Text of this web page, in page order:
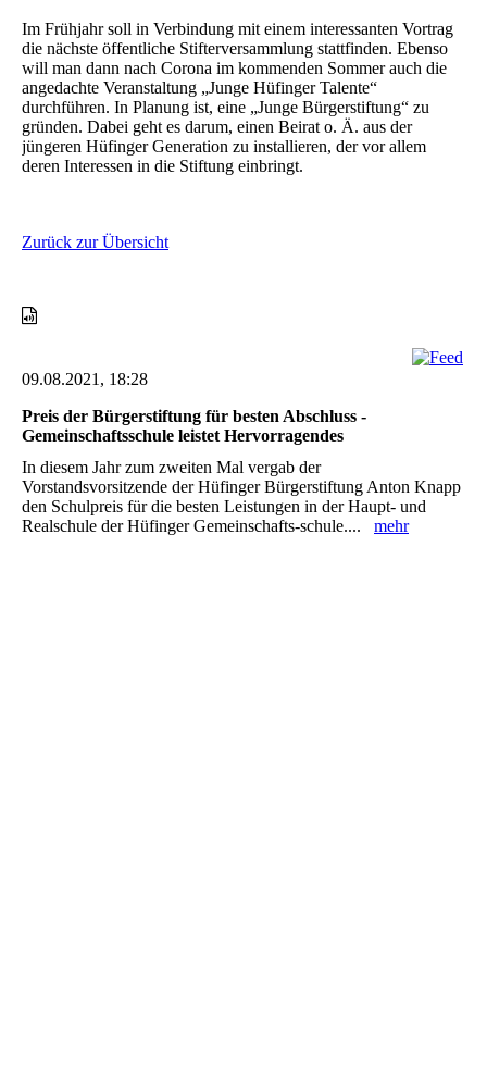
Im Frühjahr soll in Verbindung mit einem interessanten Vortrag
die nächste öffentliche Stifterversammlung stattfinden. Ebenso
will man dann nach Corona im kommenden Sommer auch die
angedachte Veranstaltung „Junge Hüfinger Talente“
durchführen. In Planung ist, eine „Junge Bürgerstiftung“ zu
gründen. Dabei geht es darum, einen Beirat o. Ä. aus der
jüngeren Hüfinger Generation zu installieren, der vor allem
deren Interessen in die Stiftung einbringt.
Zurück zur Übersicht
09.08.2021, 18:28
Preis der Bürgerstiftung für besten Abschluss -
Gemeinschaftsschule leistet Hervorragendes
In diesem Jahr zum zweiten Mal vergab der
Vorstandsvorsitzende der Hüfinger Bürgerstiftung Anton Knapp
den Schulpreis für die besten Leistungen in der Haupt- und
Realschule der Hüfinger Gemeinschafts-schule.... mehr